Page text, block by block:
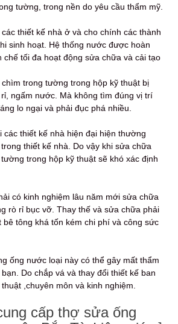
tường, trong nền do yêu cầu thẩm mỹ.
thiết kế nhà ở và cho chính các thành
sinh hoạt. Hệ thống nước được hoàn
chế tối đa hoạt động sửa chữa và cải tạo
trong tường trong hộp kỹ thuật bị
ngấm nước. Mà không tìm đúng vị trí
lo ngại và phải đục phá nhiều.
thiết kế nhà hiện đại hiện thường
thiết kế nhà. Do vậy khi sửa chữa
trong hộp kỹ thuật sẽ khó xác định
có kinh nghiệm lâu năm mới sửa chữa
rò rỉ bục vỡ. Thay thế và sửa chữa phải
tông khá tốn kém chi phí và công sức
ống nước loại này có thể gây mất thẩm
Do chắp vá và thay đổi thiết kế ban
,chuyên môn và kinh nghiệm.
cấp thợ sửa ống